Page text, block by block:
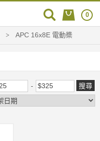
0
> APC 16x8E 電動槳